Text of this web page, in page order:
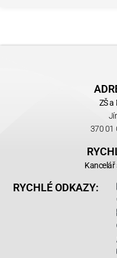
ZŠ a
370 01
Kancelář
RYCHLÉ ODKAZY: